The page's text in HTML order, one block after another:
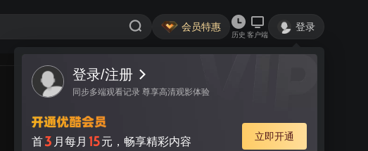
会员特惠
历史 客户端
登录
登录/注册
同步多端观看记录 尊享高清观影体验
首3 月每月 15元，畅享精彩内容 立即开通
视频 讨论
警方110